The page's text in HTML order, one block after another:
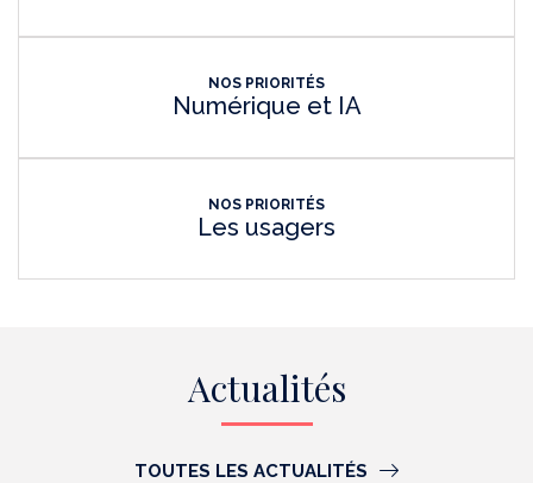
NOS PRIORITÉS
Numérique et IA
NOS PRIORITÉS
Les usagers
Actualités
TOUTES LES ACTUALITÉS